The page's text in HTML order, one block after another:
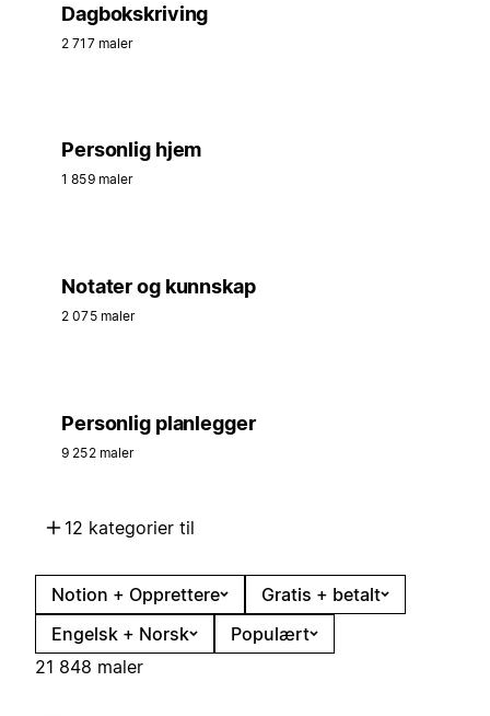
Dagbokskriving
2 717 maler
Personlig hjem
1 859 maler
Notater og kunnskap
2 075 maler
Personlig planlegger
9 252 maler
12 kategorier til
Notion + Opprettere
Gratis + betalt
Engelsk + Norsk
Populært
21 848 maler